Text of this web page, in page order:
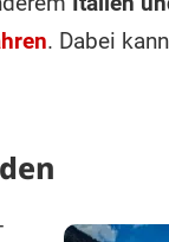
. Dabei